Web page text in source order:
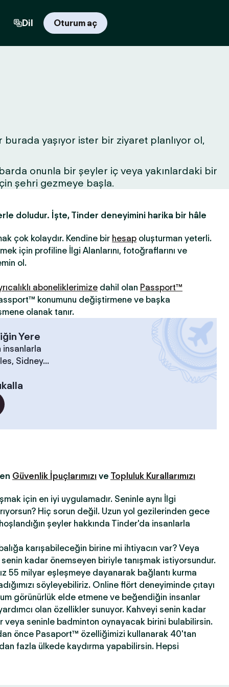
Dil Oturum aç
yaşıyor ister bir ziyaret planlıyor ol,
onunla bir şeyler iç veya yakınlardaki bir
şehri gezmeye başla.
doludur. İşte, Tinder deneyimini harika bir hâle
çok kolaydır. Kendine bir hesap oluşturman yeterli.
için profiline İlgi Alanlarını, fotoğraflarını ve
ol.
aboneliklerimize dahil olan Passport™
konumunu değiştirmene ve başka
olanak tanır.
Yere
insanlarla
Sidney...
Güvenlik İpuçlarımızı ve Topluluk Kurallarımızı
için en iyi uygulamadır. Seninle aynı İlgi
Hiç sorun değil. Uzun yol gezilerinden gece
şeyler hakkında Tinder'da insanlarla
karışabileceğin birine mi ihtiyacın var? Veya
kadar önemseyen biriyle tanışmak istiyorsundur.
55 milyar eşleşmeye dayanarak bağlantı kurma
söyleyebiliriz. Online flört deneyiminde çıtayı
görünürlük elde etmene ve beğendiğin insanlar
olan özellikler sunuyor. Kahveyi senin kadar
veya seninle badminton oynayacak birini bulabilirsin.
önce Pasaport™ özelliğimizi kullanarak 40'tan
fazla ülkede kaydırma yapabilirsin. Hepsi